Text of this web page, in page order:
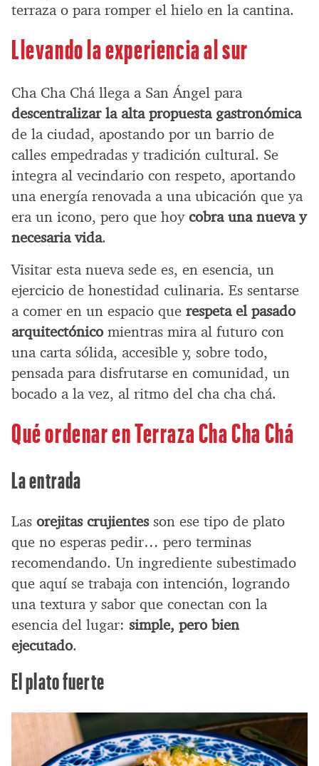
terraza o para romper el hielo en la cantina.
Llevando la experiencia al sur
Cha Cha Chá llega a San Ángel para
descentralizar la alta propuesta gastronómica
de la ciudad, apostando por un barrio de
calles empedradas y tradición cultural. Se
integra al vecindario con respeto, aportando
una energía renovada a una ubicación que ya
era un icono, pero que hoycobra una nueva y
necesaria vida.
Visitar esta nueva sede es, en esencia, un
ejercicio de honestidad culinaria. Es sentarse
a comer en un espacio que respeta el pasado
arquitectónicomientras mira al futuro con
una carta sólida, accesible y, sobre todo,
pensada para disfrutarse en comunidad, un
bocado a la vez, al ritmo del cha cha chá.
Qué ordenar en Terraza Cha Cha Chá
La entrada
Las orejitas crujientesson ese tipo de plato
que no esperas pedir… pero terminas
recomendando. Un ingrediente subestimado
que aquí se trabaja con intención, logrando
una textura y sabor que conectan con la
esencia del lugar: simple, pero bien
ejecutado.
El plato fuerte